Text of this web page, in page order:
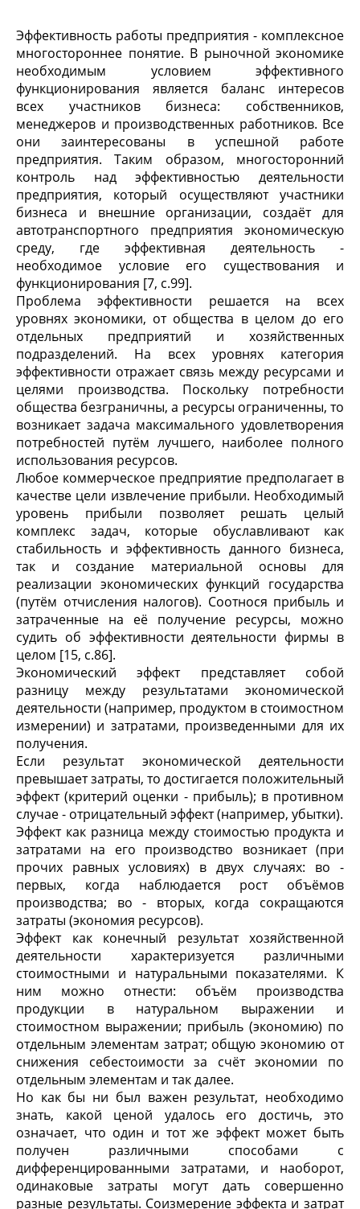
Эффективность работы предприятия - комплексное
многостороннее понятие. В рыночной экономике
необходимым условием эффективного
функционирования является баланс интересов
всех участников бизнеса: собственников,
менеджеров и производственных работников. Все
они заинтересованы в успешной работе
предприятия. Таким образом, многосторонний
контроль над эффективностью деятельности
предприятия, который осуществляют участники
бизнеса и внешние организации, создаёт для
автотранспортного предприятия экономическую
среду, где эффективная деятельность -
необходимое условие его существования и
функционирования [7, с.99].
Проблема эффективности решается на всех
уровнях экономики, от общества в целом до его
отдельных предприятий и хозяйственных
подразделений. На всех уровнях категория
эффективности отражает связь между ресурсами и
целями производства. Поскольку потребности
общества безграничны, а ресурсы ограниченны, то
возникает задача максимального удовлетворения
потребностей путём лучшего, наиболее полного
использования ресурсов.
Любое коммерческое предприятие предполагает в
качестве цели извлечение прибыли. Необходимый
уровень прибыли позволяет решать целый
комплекс задач, которые обуславливают как
стабильность и эффективность данного бизнеса,
так и создание материальной основы для
реализации экономических функций государства
(путём отчисления налогов). Соотнося прибыль и
затраченные на её получение ресурсы, можно
судить об эффективности деятельности фирмы в
целом [15, с.86].
Экономический эффект представляет собой
разницу между результатами экономической
деятельности (например, продуктом в стоимостном
измерении) и затратами, произведенными для их
получения.
Если результат экономической деятельности
превышает затраты, то достигается положительный
эффект (критерий оценки - прибыль); в противном
случае - отрицательный эффект (например, убытки).
Эффект как разница между стоимостью продукта и
затратами на его производство возникает (при
прочих равных условиях) в двух случаях: во -
первых, когда наблюдается рост объёмов
производства; во - вторых, когда сокращаются
затраты (экономия ресурсов).
Эффект как конечный результат хозяйственной
деятельности характеризуется различными
стоимостными и натуральными показателями. К
ним можно отнести: объём производства
продукции в натуральном выражении и
стоимостном выражении; прибыль (экономию) по
отдельным элементам затрат; общую экономию от
снижения себестоимости за счёт экономии по
отдельным элементам и так далее.
Но как бы ни был важен результат, необходимо
знать, какой ценой удалось его достичь, это
означает, что один и тот же эффект может быть
получен различными способами с
дифференцированными затратами, и наоборот,
одинаковые затраты могут дать совершенно
разные результаты. Соизмерение эффекта и затрат